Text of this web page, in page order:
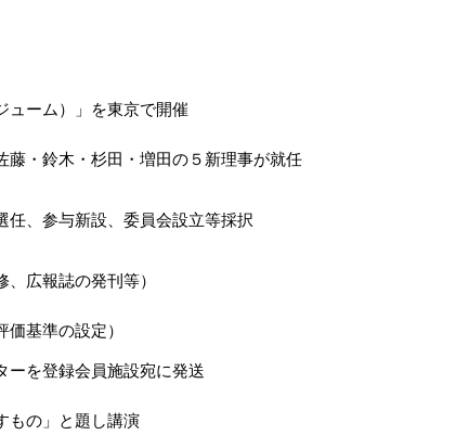
ューム）」を東京で開催
藤・鈴木・杉田・増田の５新理事が就任
任、参与新設、委員会設立等採択
広報誌の発刊等）
基準の設定）
ーを登録会員施設宛に発送
もの」と題し講演